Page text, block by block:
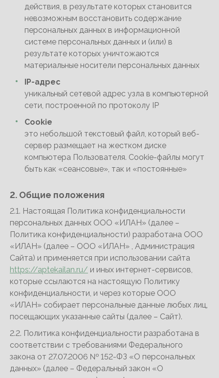
действия, в результате которых становится
невозможным восстановить содержание
персональных данных в информационной
системе персональных данных и (или) в
результате которых уничтожаются
материальные носители персональных данных
IP-адрес
уникальный сетевой адрес узла в компьютерной
сети, построенной по протоколу IP
Cookie
это небольшой текстовый файл, который веб-
сервер размещает на жестком диске
компьютера Пользователя. Сookie-файлы могут
быть как «сеансовые», так и «постоянные»
2. Общие положения
2.1. Настоящая Политика конфиденциальности
персональных данных ООО «ИЛАН» (далее –
Политика конфиденциальности) разработана ООО
«ИЛАН» (далее – ООО «ИЛАН» , Администрация
Сайта) и применяется при использовании сайта
https://aptekailan.ru/ и иных интернет-сервисов,
которые ссылаются на настоящую Политику
конфиденциальности, и через которые ООО
«ИЛАН» собирает персональные данные любых лиц,
посещающих указанные сайты (далее – Сайт).
2.2. Политика конфиденциальности разработана в
соответствии с требованиями Федерального
закона от 27.07.2006 № 152-ФЗ «О персональных
данных» (далее – Федеральный закон «О